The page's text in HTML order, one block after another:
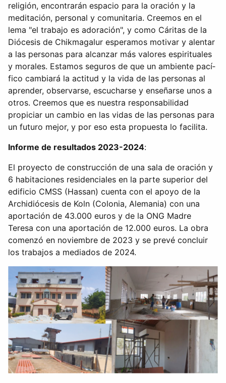
religión, encontrarán espacio para la oración y la
meditación, personal y comunitaria. Creemos en el
lema "el trabajo es adoración", y como Cáritas de la
Diócesis de Chikmagalur esperamos motivar y alentar
a las personas para alcanzar más valores espirituales
y morales. Estamos seguros de que un ambiente pací­
fico cambiará la actitud y la vida de las personas al
aprender, observarse, escucharse y enseñarse unos a
otros. Creemos que es nuestra responsabilidad
propiciar un cambio en las vidas de las personas para
un futuro mejor, y por eso esta propuesta lo facilita.
Informe de resultados 2023-2024:
El proyecto de construcción de una sala de oración y
6 habitaciones residenciales en la parte superior del
edificio CMSS (Hassan) cuenta con el apoyo de la
Archidiócesis de Koln (Colonia, Alemania) con una
aportación de 43.000 euros y de la ONG Madre
Teresa con una aportación de 12.000 euros. La obra
comenzó en noviembre de 2023 y se prevé concluir
los trabajos a mediados de 2024.